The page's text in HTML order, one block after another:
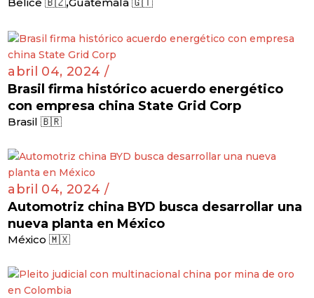
abril 04, 2024 /
Brasil firma histórico acuerdo energético
con empresa china State Grid Corp
Brasil 🇧🇷
abril 04, 2024 /
Automotriz china BYD busca desarrollar una
nueva planta en México
México 🇲🇽